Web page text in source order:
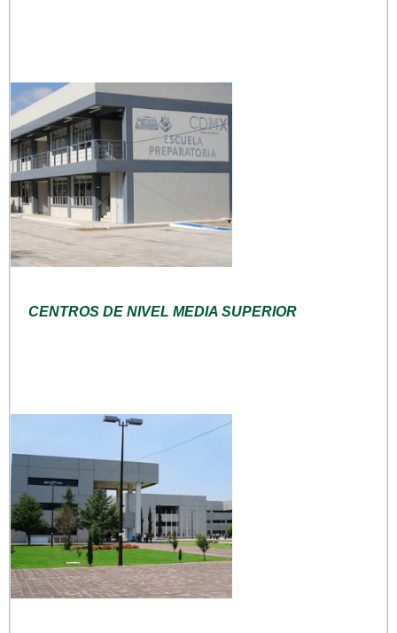
CENTROS DE NIVEL MEDIA SUPERIOR